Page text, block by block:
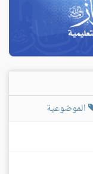
الموضوعية